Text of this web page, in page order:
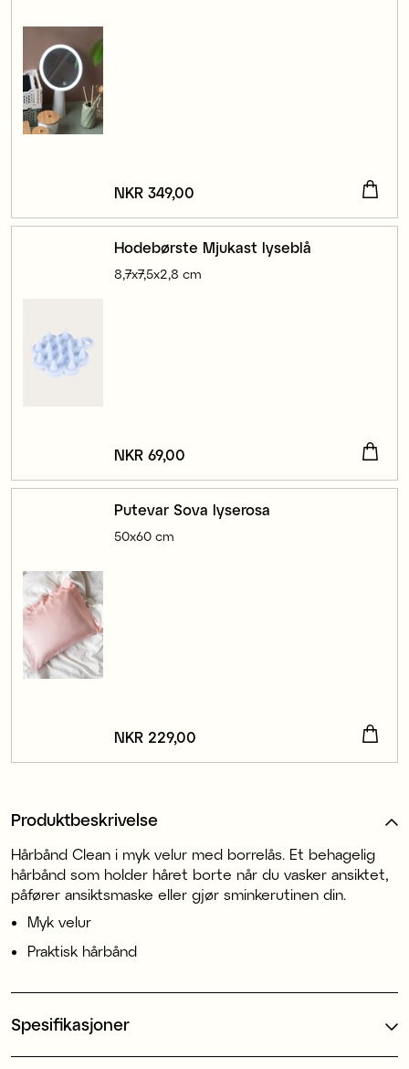
Pris :NKR 349,00
NKR 349,00
Hodebørste Mjukast lyseblå
8,7x7,5x2,8 cm
Pris :NKR 69,00
NKR 69,00
Putevar Sova lyserosa
50x60 cm
Pris :NKR 229,00
NKR 229,00
Produktbeskrivelse
Hårbånd Clean i myk velur med borrelås. Et behagelig
hårbånd som holder håret borte når du vasker ansiktet,
påfører ansiktsmaske eller gjør sminkerutinen din.
Myk velur
Praktisk hårbånd
Spesifikasjoner